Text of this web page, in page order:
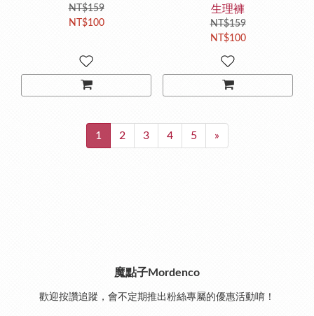
NT$159
NT$100
生理褲
NT$159
NT$100
1 2 3 4 5 »
魔點子Mordenco
歡迎按讚追蹤，會不定期推出粉絲專屬的優惠活動唷！